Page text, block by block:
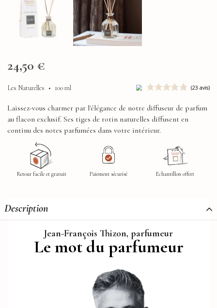
24,50 €
Les Naturelles • 100 ml
Laissez-vous charmer par l'élégance de notre diffuseur de parfum
au flacon exclusif. Ses tiges de rotin naturelles diffusent en
continu des notes parfumées dans votre intérieur.
Retour facile et gratuit Paiement sécurisé Echantillon offert
Description
Jean-François Thizon, parfumeur
Le mot du parfumeur